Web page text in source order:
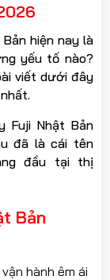
hiện nay là
yếu tố nào?
viết dưới đây
Fuji Nhật Bản
đã là cái tên
đầu tại thị
Bản
hành êm ái